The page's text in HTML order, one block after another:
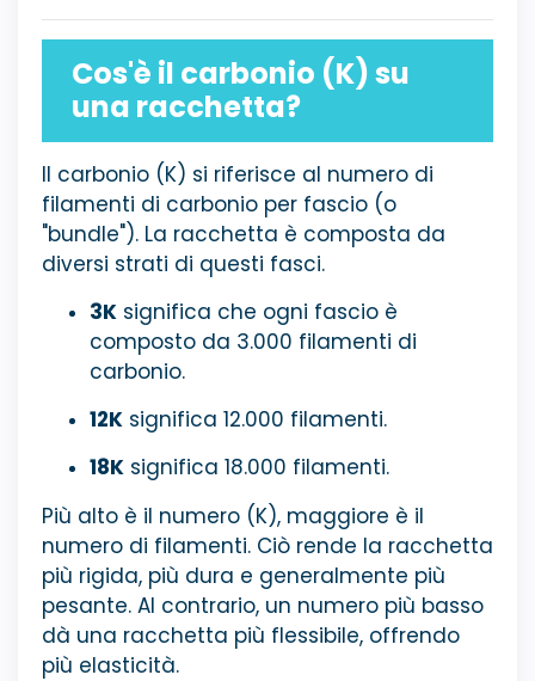
Cos'è il carbonio (K) su
una racchetta?
Il carbonio (K) si riferisce al numero di
filamenti di carbonio per fascio (o
"bundle"). La racchetta è composta da
diversi strati di questi fasci.
3K significa che ogni fascio è
composto da 3.000 filamenti di
carbonio.
12K significa 12.000 filamenti.
18K significa 18.000 filamenti.
Più alto è il numero (K), maggiore è il
numero di filamenti. Ciò rende la racchetta
più rigida, più dura e generalmente più
pesante. Al contrario, un numero più basso
dà una racchetta più flessibile, offrendo
più elasticità.